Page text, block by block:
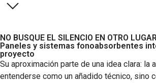
NO BUSQUE EL SILENCIO EN OTRO
Paneles y sistemas fonoabsorbentes
proyecto
Su aproximación parte de una idea clara: la
entenderse como un añadido técnico, sino